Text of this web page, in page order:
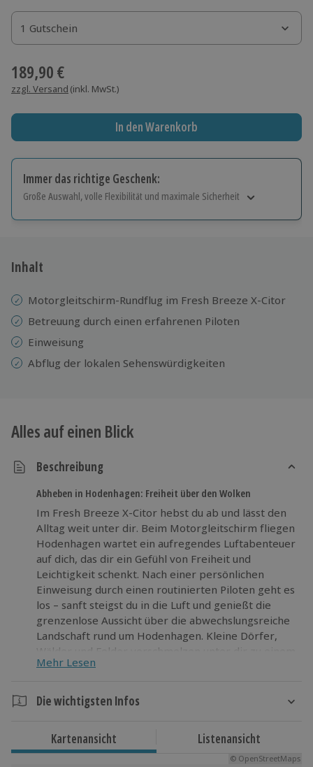
1 Gutschein
1 Gutschein
1 Gutschein
189,90 €
zzgl. Versand (inkl. MwSt.)
In den Warenkorb
Immer das richtige Geschenk:
Große Auswahl, volle Flexibilität und maximale Sicherheit
Jeder Gutschein für alle Erlebnisse einlösbar.
Inhalt
Motorgleitschirm-Rundflug im Fresh Breeze X-Citor
Betreuung durch einen erfahrenen Piloten
Einweisung
Abflug der lokalen Sehenswürdigkeiten
Alles auf einen Blick
Beschreibung
Abheben in Hodenhagen: Freiheit über den Wolken
Im Fresh Breeze X-Citor hebst du ab und lässt den
Alltag weit unter dir. Beim Motorgleitschirm fliegen
Hodenhagen wartet ein aufregendes Luftabenteuer
auf dich, das dir ein Gefühl von Freiheit und
Leichtigkeit schenkt. Nach einer persönlichen
Einweisung durch einen routinierten Piloten geht es
los – sanft steigst du in die Luft und genießt die
grenzenlose Aussicht über die abwechslungsreiche
Landschaft rund um Hodenhagen. Kleine Dörfer,
Wälder und Felder verschmelzen unter dir zu einem
faszinierenden Gesamtbild. Du spürst den Wind im
Erlebnis, das ganz neue Perspektiven eröffnet.
Wage etwas Neues und freu dich auf ein
Mehr Lesen
Die wichtigsten Infos
Ca. 30 Minuten (Gesamtdauer: ca. 45 Minuten)
Kartenansicht Listenansicht
© OpenStreetMaps